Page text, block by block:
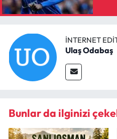
İNTERNET
Ulaş Odabaş
Bunlar da ilginizi
Yaşam
Yayla Haber
Yerel Haberler